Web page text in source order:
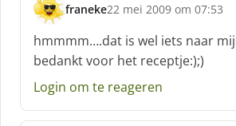
franeke
s
c
h
r
e
f
22 mei 2009 om 07:53
hmmmm….dat is wel iets naar
bedankt voor het receptje:);)
Login om te reageren